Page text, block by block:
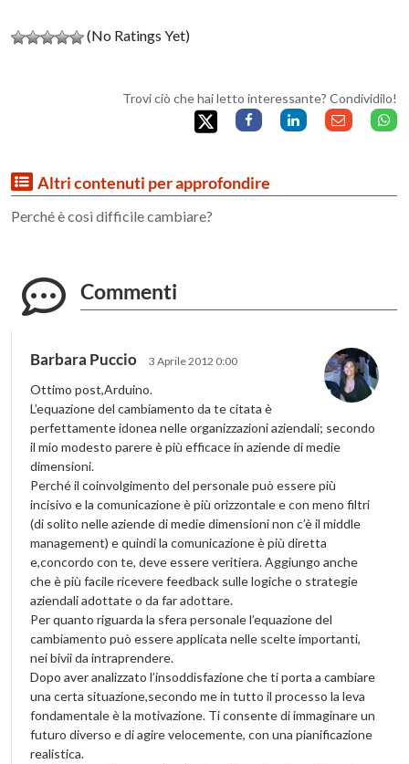
(No Ratings Yet)
Trovi ciò che hai letto interessante? Condividilo!
Altri contenuti per approfondire
Perché è così difficile cambiare?
Commenti
Barbara Puccio 3 Aprile 2012 0:00
Ottimo post,Arduino.
L’equazione del cambiamento da te citata è
perfettamente idonea nelle organizzazioni aziendali; secondo
il mio modesto parere è più efficace in aziende di medie
dimensioni.
Perché il coinvolgimento del personale può essere più
incisivo e la comunicazione è più orizzontale e con meno filtri
(di solito nelle aziende di medie dimensioni non c’è il middle
management) e quindi la comunicazione è più diretta
e,concordo con te, deve essere veritiera. Aggiungo anche
che è più facile ricevere feedback sulle logiche o strategie
aziendali adottate o da far adottare.
Per quanto riguarda la sfera personale l’equazione del
cambiamento può essere applicata nelle scelte importanti,
nei bivii da intraprendere.
Dopo aver analizzato l’insoddisfazione che ti porta a cambiare
una certa situazione,secondo me in tutto il processo la leva
fondamentale è la motivazione. Ti consente di immaginare un
futuro diverso e di agire velocemente, con una pianificazione
realistica.